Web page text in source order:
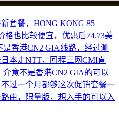
套餐，HONG KONG 85
也比较便宜，优惠后74.73美
香港CN2 GIA线路，经过测
本走NTT，回程三网CMI直
意不是香港CN2 GIA的可以
过一个月都够这次促销套餐一
由，限量版，想入手的可以入